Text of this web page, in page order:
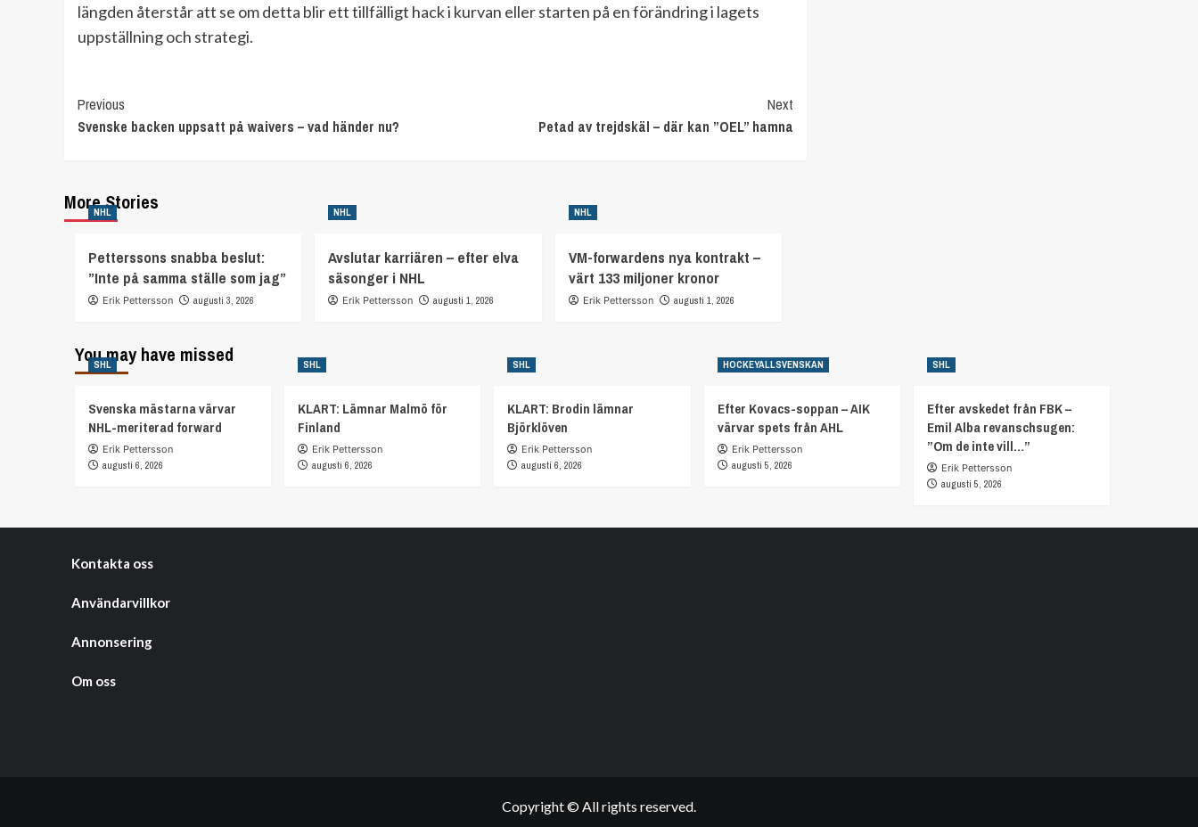
längden återstår att se om detta blir ett tillfälligt hack i kurvan eller starten på en förändring i lagets
uppställning och strategi.
Continue
Reading
Previous
Svenske backen uppsatt på waivers – vad händer nu?
Next
Petad av trejdskäl – där kan ”OEL” hamna
More Stories
NHL
Petterssons snabba beslut:
”Inte på samma ställe som jag”
Erik Pettersson augusti 3, 2026
NHL
Avslutar karriären – efter elva
säsonger i NHL
Erik Pettersson augusti 1, 2026
NHL
VM-forwardens nya kontrakt –
värt 133 miljoner kronor
Erik Pettersson augusti 1, 2026
You may have missed
SHL
Svenska mästarna värvar
NHL-meriterad forward
Erik Pettersson
augusti 6, 2026
SHL
KLART: Lämnar Malmö för
Finland
Erik Pettersson
augusti 6, 2026
SHL
KLART: Brodin lämnar
Björklöven
Erik Pettersson
augusti 6, 2026
HOCKEYALLSVENSKAN
Efter Kovacs-soppan – AIK
värvar spets från AHL
Erik Pettersson
augusti 5, 2026
SHL
Efter avskedet från FBK –
Emil Alba revanschsugen:
”Om de inte vill…”
Erik Pettersson
augusti 5, 2026
Kontakta oss
Användarvillkor
Annonsering
Om oss
Copyright © All rights reserved.